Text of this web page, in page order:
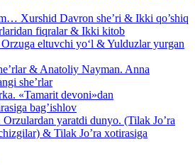
Xurshid Davron she’ri & Ikki qo’shiq
fiqralar & Ikki kitob
eltuvchi yo‘l & Yulduzlar yurgan
& Anatoliy Nayman. Anna
she’rlar
«Tamarit devoni»dan
bag’ishlov
yaratdi dunyo. (Tilak Jo’ra
& Tilak Jo’ra xotirasiga